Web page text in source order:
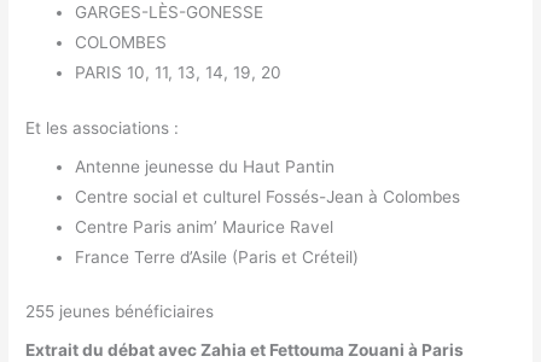
GARGES-LÈS-GONESSE
COLOMBES
PARIS 10, 11, 13, 14, 19, 20
Et les associations :
Antenne jeunesse du Haut Pantin
Centre social et culturel Fossés-Jean à Colombes
Centre Paris anim’ Maurice Ravel
France Terre d’Asile (Paris et Créteil)
255 jeunes bénéficiaires
Extrait du débat avec Zahia et Fettouma Zouanià Paris